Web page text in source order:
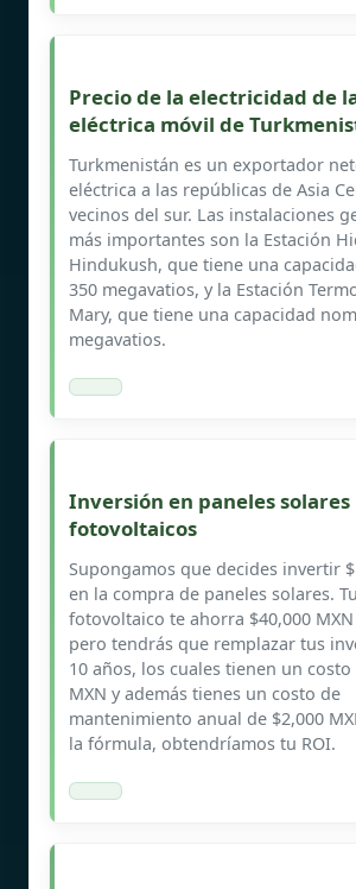
Precio de la electricidad de
eléctrica móvil de
Turkmenistán es un exportador
eléctrica a las repúblicas de Asia
vecinos del sur. Las instalaciones
más importantes son la Estación
Hindukush, que tiene una
350 megavatios, y la Estación
Mary, que tiene una capacidad
megavatios.
Inversión en paneles solares
fotovoltaicos
Supongamos que decides invertir
en la compra de paneles solares.
fotovoltaico te ahorra $40,000
pero tendrás que remplazar tus
10 años, los cuales tienen un costo
MXN y además tienes un costo de
mantenimiento anual de $2,000
la fórmula, obtendríamos tu ROI.